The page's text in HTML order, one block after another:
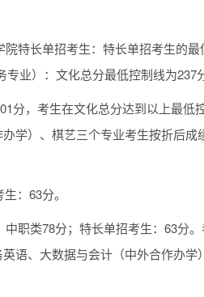
特长单招考生：特长单招考生的
业）：文化总分最低控制线为237分
分，考生在文化总分达到以上最低
学）、棋艺三个专业考生按折后成
：63分。
职类78分；特长单招考生：63分
语、大数据与会计（中外合作办学